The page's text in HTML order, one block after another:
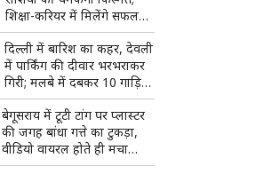
शिक्षा-करियर में मिलेंगे सफलता
के नए मौके
दिल्ली में बारिश का कहर, देवली
में पार्किंग की दीवार भरभराकर
गिरी; मलबे में दबकर 10 गाड़ियां
क्षतिग्रस्त
बेगूसराय में टूटी टांग पर प्लास्टर
की जगह बांधा गत्ते का टुकड़ा,
वीडियो वायरल होते ही मचा
हड़कंप; जांच के आदेश